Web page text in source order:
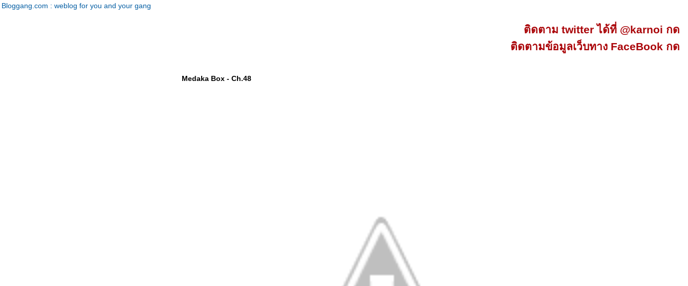
Bloggang.com : weblog for you and your gang
ติดตาม twitter ได้ที่ @karnoi กด
ติดตามข้อมูลเว็บทาง FaceBook กด
Medaka Box - Ch.48